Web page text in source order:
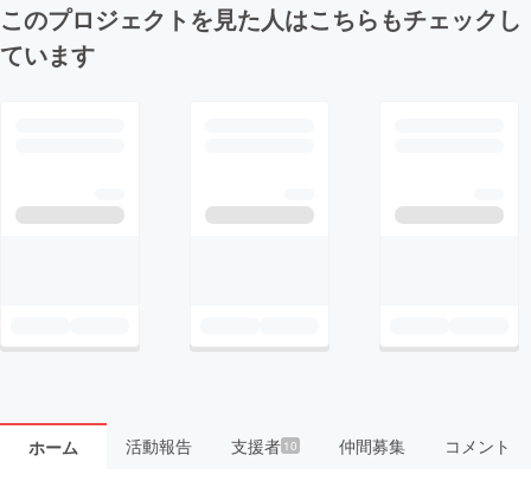
このプロジェクトを見た人はこちらもチェックし
ています
ホーム 活動報告 支援者 10 仲間募集 コメント